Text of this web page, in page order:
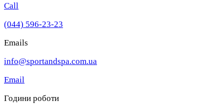
Call
(044) 596-23-23
Emails
info@sportandspa.com.ua
Email
Години роботи